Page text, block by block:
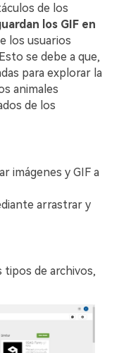
de los
los GIF en
los usuarios
se debe a que,
para explorar la
animales
de los
imágenes y GIF a
arrastrar y
tipos de archivos,